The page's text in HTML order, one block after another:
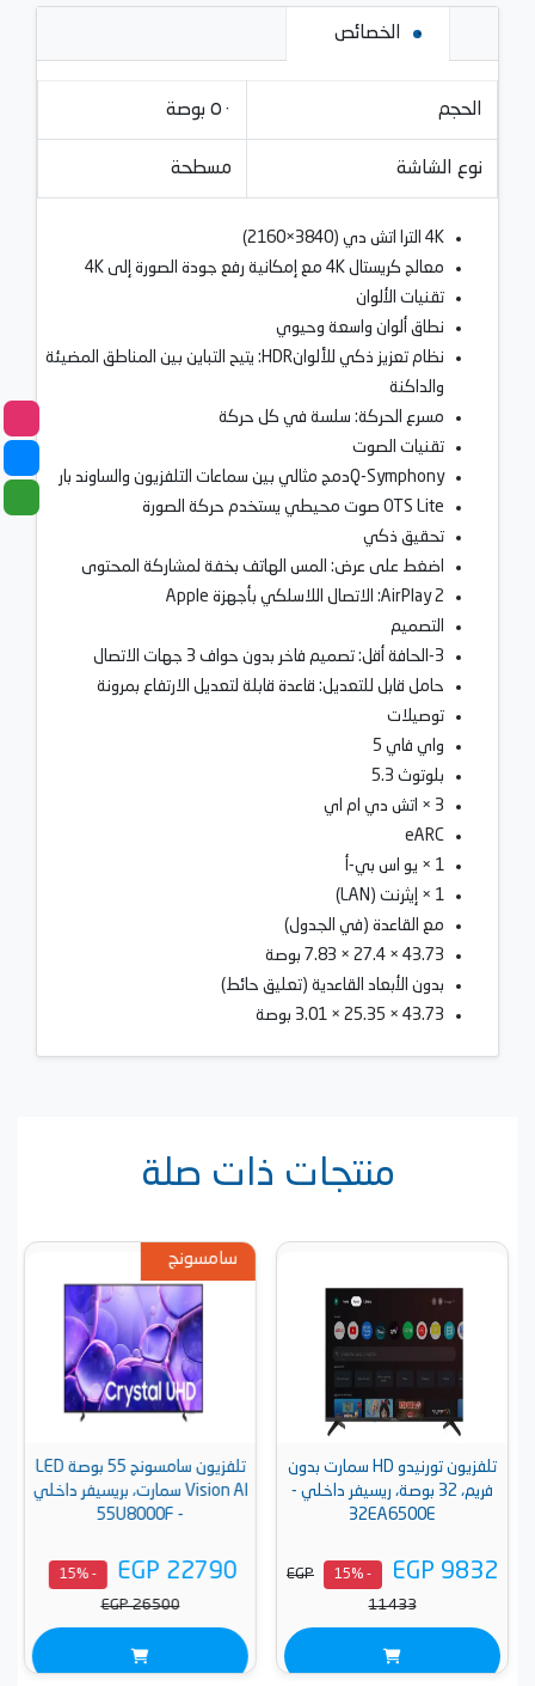
الخصائص
الحجم ٥٠ بوصة
نوع الشاشة مسطحة
4K الترا اتش دي ‏(3840×2160)
معالج كريستال 4K مع إمكانية رفع جودة الصورة إلى 4K
تقنيات الألوان
نطاق ألوان واسعة وحيوي
نظام تعزيز ذكي للألوانHDR: يتيح التباين بين المناطق المضيئة
والداكنة
مسرع الحركة: سلسة في كل حركة
تقنيات الصوت
Q-Symphonyدمج مثالي بين سماعات التلفزيون والساوند بار
OTS Lite صوت محيطي يستخدم حركة الصورة
تحقيق ذكي
اضغط على عرض: المس الهاتف بخفة لمشاركة المحتوى
AirPlay 2: الاتصال اللاسلكي بأجهزة Apple
التصميم
3-الحافة أقل: تصميم فاخر بدون حواف 3 جهات الاتصال
حامل قابل للتعديل: قاعدة قابلة لتعديل الارتفاع بمرونة
توصيلات
واي فاي 5
بلوتوث 5.3
3 × اتش دي ام اي
eARC
1 × يو اس بي-أ
1 × إيثرنت (LAN)
مع القاعدة (في الجدول)
43.73 × 27.4 × 7.83 بوصة
بدون الأبعاد القاعدية (تعليق حائط)
43.73 × 25.35 × 3.01 بوصة
منتجات ذات صلة
تلفزيون تورنيدو HD سمارت بدون
فريم، 32 بوصة، ريسيفر داخلي -
32EA6500E
EGP 9832
- 15%
EGP
11433
سامسونج
تلفزيون سامسونج 55 بوصة LED
Vision AI سمارت، بريسيفر داخلي
- 55U8000F
EGP 22790
- 15%
EGP 26500